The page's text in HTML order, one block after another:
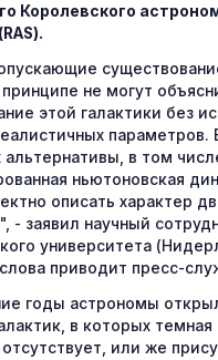
Королевского
не могут
этой галактики без
параметров.
альтернативы, в том
ньютоновская
описать характер
- заявил научный
университета
приводит пресс-
годы астрономы
в которых
или же